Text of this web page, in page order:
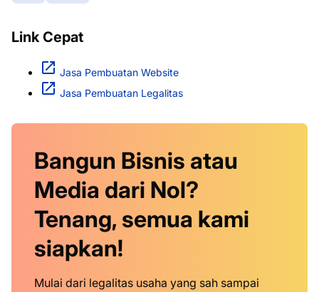
Link Cepat
Jasa Pembuatan Website
Jasa Pembuatan Legalitas
Bangun Bisnis atau
Media dari Nol?
Tenang, semua kami
siapkan!
Mulai dari legalitas usaha yang sah sampai